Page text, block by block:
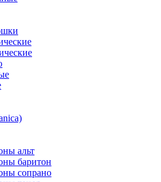
альт
баритон
сопрано